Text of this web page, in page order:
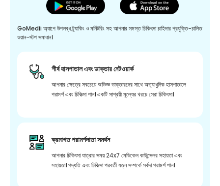
GoMedii অ্যাপে উপলব্ধ ট্র্যাকিং ও মনিটরিং সহ আপনার সমস্ত চিকিৎসা চাহিদার প্রযুক্তি-চালিত
ওয়ান-স্টপ সমাধান।
শীর্ষ হাসপাতাল এবং ডাক্তার নেটওয়ার্ক
আপনার ক্ষেত্রে সবচেয়ে অভিজ্ঞ ডাক্তারদের সাথে অত্যাধুনিক হাসপাতালে
পরামর্শ এবং চিকিত্সা পান। একটি সাশ্রয়ী মূল্যের খরচে সেরা চিকিৎসা।
ক্রমাগত পরামর্শদাতা সমর্থন
আপনার চিকিৎসা যাত্রার সময় 24x7 মেডিকেল কাউন্সেলর সহায়তা এবং
সহায়তা। পদ্ধতি এবং চিকিত্সা পরবর্তী যত্ন সম্পর্কে সর্বদা পরামর্শ পান।